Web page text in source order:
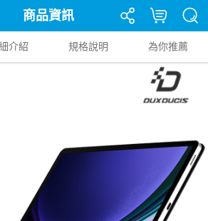
商品資訊
介紹 規格說明 為你推薦